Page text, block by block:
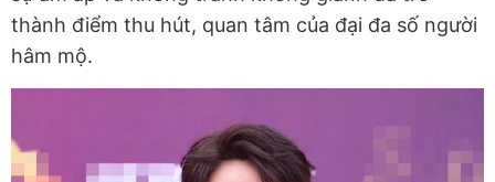
thành điểm thu hút, quan tâm của đại đa số người
hâm mộ.